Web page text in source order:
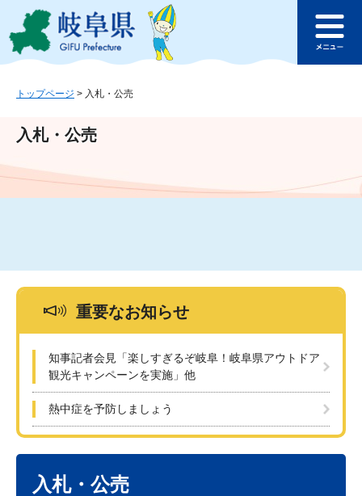
ジ
ュ
文
このページの本文へ
ュ
トップページ > 入札・公売
入札・公売
重要なお知らせ
知事記者会見「楽しすぎるぞ岐阜！岐阜県アウトドア
観光キャンペーンを実施」他
熱中症を予防しましょう
入札・公売